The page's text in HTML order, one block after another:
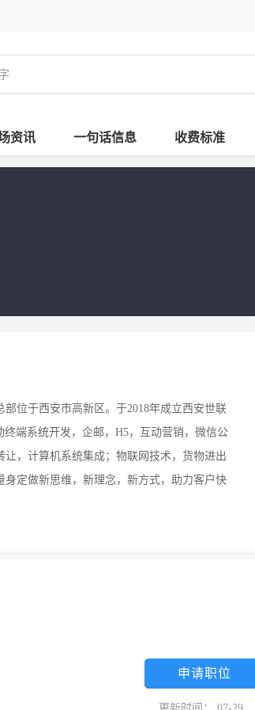
资讯 一句话信息 收费标准
位于西安市高新区。于2018年成立西安世联
端系统开发，企邮，H5，互动营销，微信公
，计算机系统集成；物联网技术，货物进出
定做新思维，新理念，新方式，助力客户快
申请职位